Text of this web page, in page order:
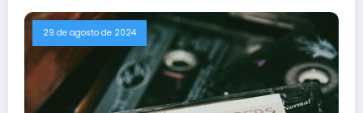
29 de agosto de 2024